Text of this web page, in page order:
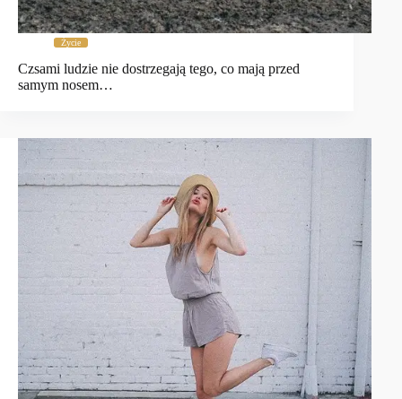
Życie
Czsami ludzie nie dostrzegają tego, co mają przed
samym nosem…